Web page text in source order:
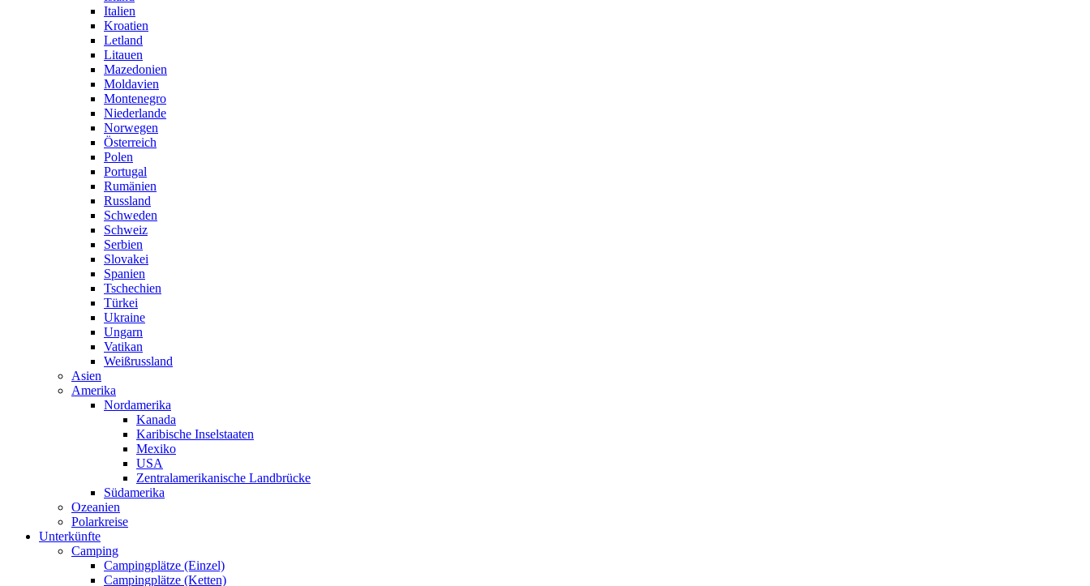
Italien
Kroatien
Letland
Litauen
Mazedonien
Moldavien
Montenegro
Niederlande
Norwegen
Österreich
Polen
Portugal
Rumänien
Russland
Schweden
Schweiz
Serbien
Slovakei
Spanien
Tschechien
Türkei
Ukraine
Ungarn
Vatikan
Weißrussland
Asien
Amerika
Nordamerika
Kanada
Karibische Inselstaaten
Mexiko
USA
Zentralamerikanische Landbrücke
Südamerika
Ozeanien
Polarkreise
Unterkünfte
Camping
Campingplätze (Einzel)
Campingplätze (Ketten)